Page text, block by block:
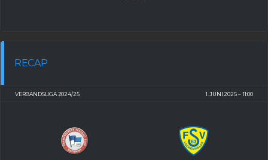
RECAP
VERBANDSLIGA 2024/25 1. JUNI 2025 11:00